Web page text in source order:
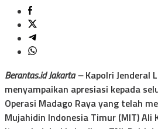
Berantas.id Jakarta – Kapolri Jenderal
menyampaikan apresiasi kepada
Operasi Madago Raya yang telah
Mujahidin Indonesia Timur (MIT) Ali